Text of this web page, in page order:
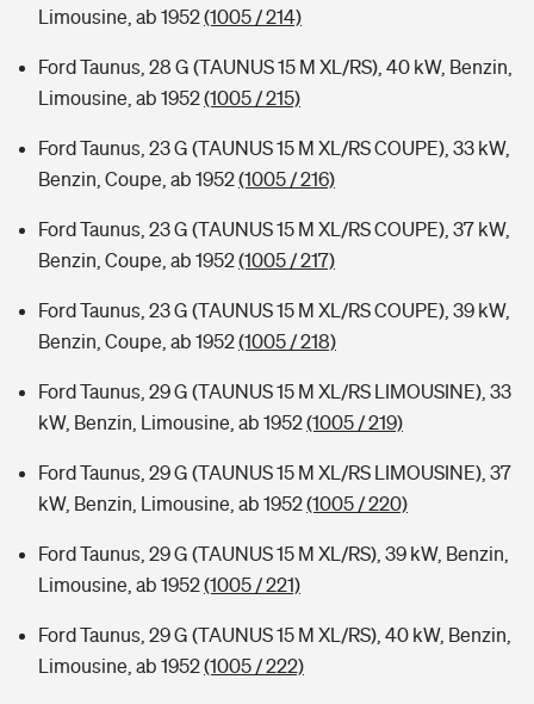
Limousine, ab 1952(1005 / 214)
Ford Taunus, 28 G (TAUNUS 15 M XL/RS), 40 kW, Benzin,
Limousine, ab 1952(1005 / 215)
Ford Taunus, 23 G (TAUNUS 15 M XL/RS COUPE), 33 kW,
Benzin, Coupe, ab 1952(1005 / 216)
Ford Taunus, 23 G (TAUNUS 15 M XL/RS COUPE), 37 kW,
Benzin, Coupe, ab 1952(1005 / 217)
Ford Taunus, 23 G (TAUNUS 15 M XL/RS COUPE), 39 kW,
Benzin, Coupe, ab 1952(1005 / 218)
Ford Taunus, 29 G (TAUNUS 15 M XL/RS LIMOUSINE), 33
kW, Benzin, Limousine, ab 1952(1005 / 219)
Ford Taunus, 29 G (TAUNUS 15 M XL/RS LIMOUSINE), 37
kW, Benzin, Limousine, ab 1952(1005 / 220)
Ford Taunus, 29 G (TAUNUS 15 M XL/RS), 39 kW, Benzin,
Limousine, ab 1952(1005 / 221)
Ford Taunus, 29 G (TAUNUS 15 M XL/RS), 40 kW, Benzin,
Limousine, ab 1952(1005 / 222)